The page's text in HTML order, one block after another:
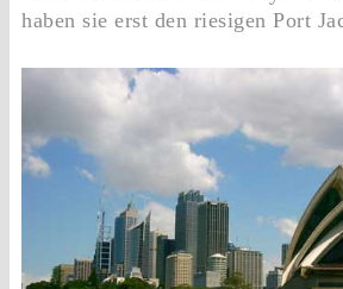
haben sie erst den riesigen Port